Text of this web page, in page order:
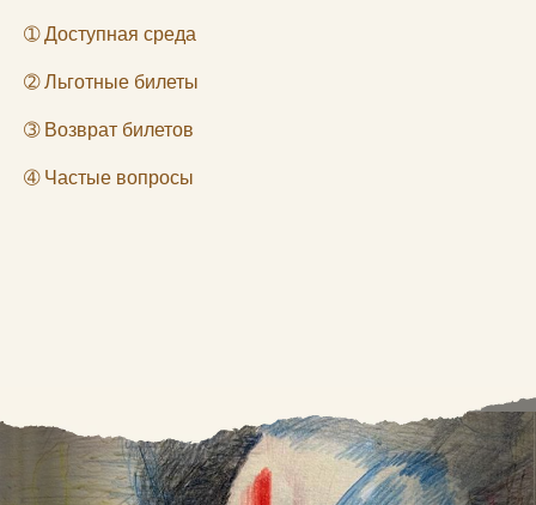
➃Частые вопросы
➀Доступная среда
➁Льготные билеты
➂ Возврат билетов